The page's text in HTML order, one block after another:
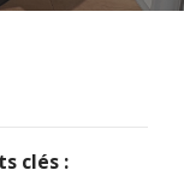
clés :